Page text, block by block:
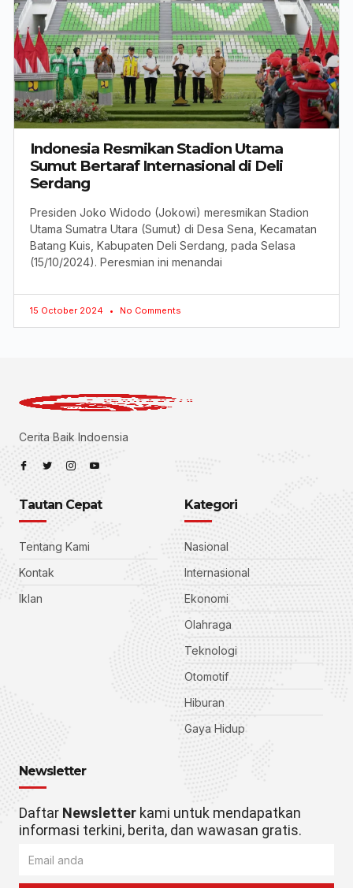
Indonesia Resmikan Stadion Utama
Sumut Bertaraf Internasional di Deli
Serdang
Presiden Joko Widodo (Jokowi) meresmikan Stadion
Utama Sumatra Utara (Sumut) di Desa Sena, Kecamatan
Batang Kuis, Kabupaten Deli Serdang, pada Selasa
(15/10/2024). Peresmian ini menandai
15 October 2024 No Comments
Cerita Baik Indoensia
Tautan Cepat
Tentang Kami
Kontak
Iklan
Kategori
Nasional
Internasional
Ekonomi
Olahraga
Teknologi
Otomotif
Hiburan
Gaya Hidup
Newsletter
Daftar Newsletter kami untuk mendapatkan
informasi terkini, berita, dan wawasan gratis.